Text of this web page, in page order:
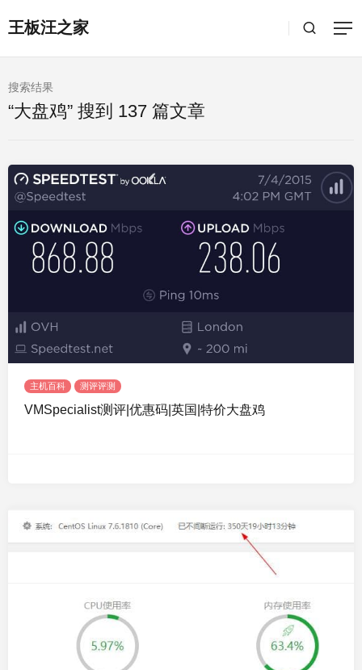
王板汪之家
搜索结果
“大盘鸡” 搜到 137 篇文章
主机百科 测评评测
VMSpecialist测评|优惠码|英国|特价大盘鸡